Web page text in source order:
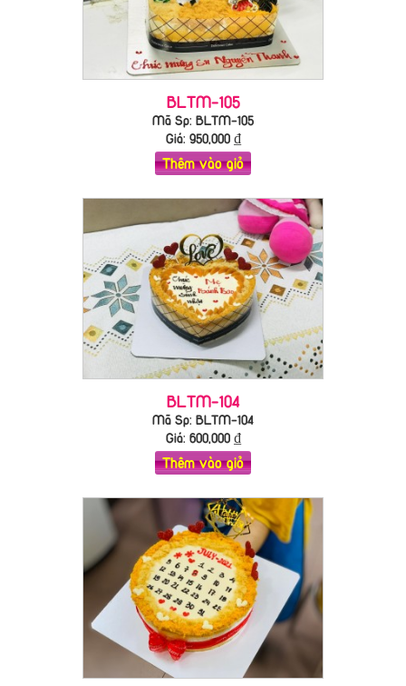
BLTM-105
Mã Sp: BLTM-105
Giá: 950,000₫
Thêm vào giỏ
BLTM-104
Mã Sp: BLTM-104
Giá: 600,000₫
Thêm vào giỏ